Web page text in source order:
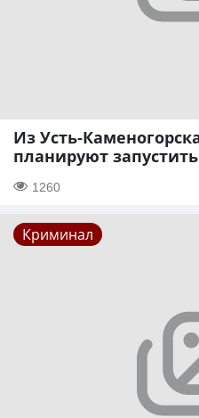
Из Усть-
планируют
1260
Криминал